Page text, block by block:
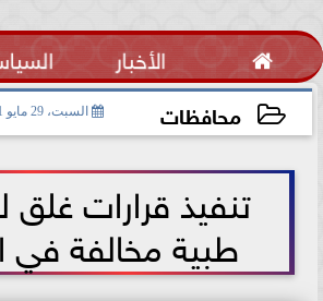
 الأخبار
محافظات السبت، 29 مايو 2021
تنفيذ قرارات غلق
طبية مخالفة في